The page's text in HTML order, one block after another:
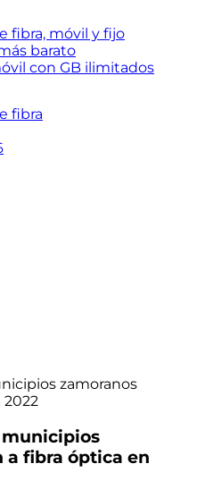
fibra, móvil y fijo
barato
con GB ilimitados
fibra
zamoranos
municipios
a fibra óptica en